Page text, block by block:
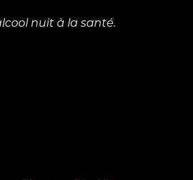
nuit à la santé.